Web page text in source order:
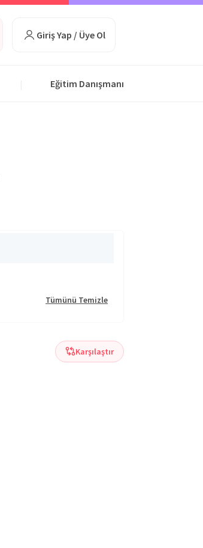
Giriş Yap / Üye Ol
Eğitim Danışmanı
Tümünü Temizle
Karşılaştır